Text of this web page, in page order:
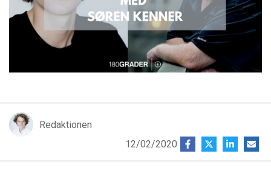
Redaktionen
12/02/2020